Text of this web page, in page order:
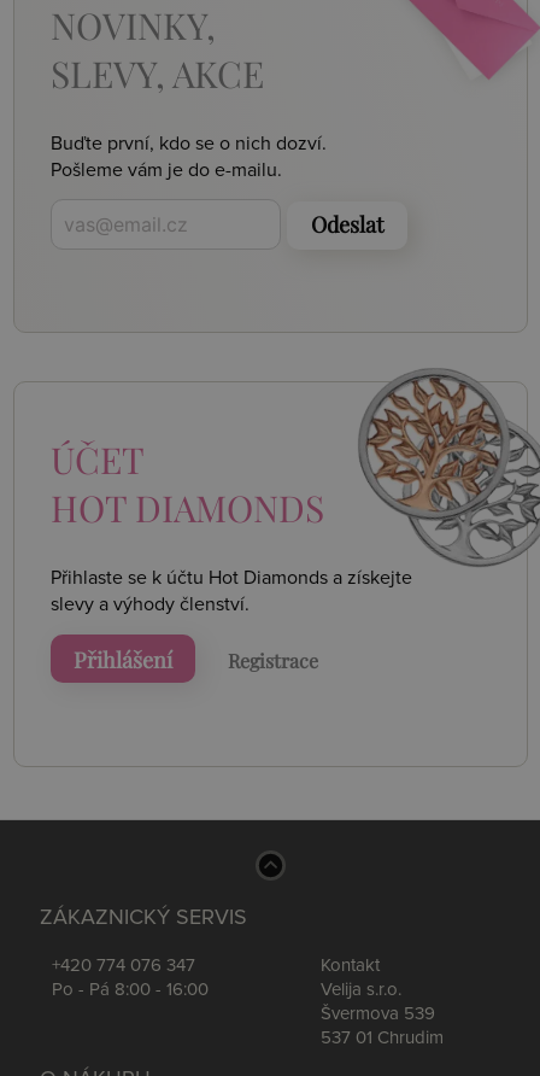
NOVINKY,
SLEVY, AKCE
Buďte první, kdo se o nich dozví.
Pošleme vám je do e-mailu.
Odeslat
ÚČET
HOT DIAMONDS
Přihlaste se k účtu Hot Diamonds a získejte
slevy a výhody členství.
Přihlášení Registrace
ZÁKAZNICKÝ SERVIS
+420 774 076 347
Po - Pá 8:00 - 16:00
Kontakt
Velija s.r.o.
Švermova 539
537 01 Chrudim